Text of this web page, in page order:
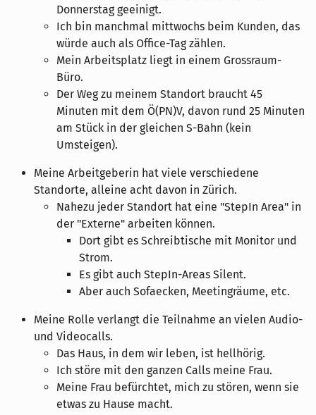
Donnerstag geeinigt.
Ich bin manchmal mittwochs beim Kunden, das
würde auch als Office-Tag zählen.
Mein Arbeitsplatz liegt in einem Grossraum-
Büro.
Der Weg zu meinem Standort braucht 45
Minuten mit dem Ö(PN)V, davon rund 25 Minuten
am Stück in der gleichen S-Bahn (kein
Umsteigen).
Meine Arbeitgeberin hat viele verschiedene
Standorte, alleine acht davon in Zürich.
Nahezu jeder Standort hat eine "StepIn Area" in
der "Externe" arbeiten können.
Dort gibt es Schreibtische mit Monitor und
Strom.
Es gibt auch StepIn-Areas Silent.
Aber auch Sofaecken, Meetingräume, etc.
Meine Rolle verlangt die Teilnahme an vielen Audio-
und Videocalls.
Das Haus, in dem wir leben, ist hellhörig.
Ich störe mit den ganzen Calls meine Frau.
Meine Frau befürchtet, mich zu stören, wenn sie
etwas zu Hause macht.